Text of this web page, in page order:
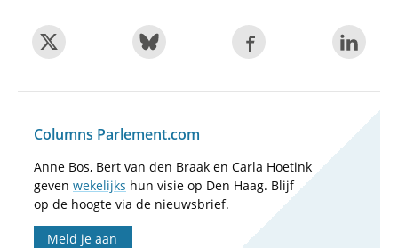
Columns Parlement.com
Anne Bos, Bert van den Braak en Carla Hoetink
geven wekelijks hun visie op Den Haag. Blijf
op de hoogte via de nieuwsbrief.
Meld je aan